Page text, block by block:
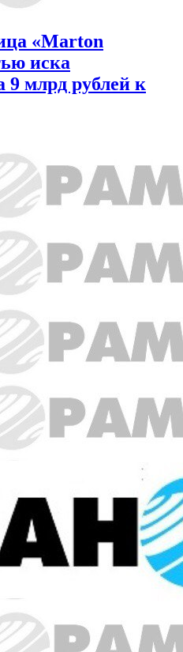
«Marton
иска
9 млрд рублей к